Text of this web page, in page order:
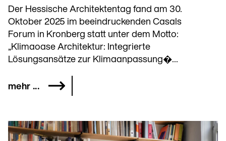
Der Hessische Architektentag fand am 30.
Oktober 2025 im beeindruckenden Casals
Forum in Kronberg statt unter dem Motto:
„Klimaoase Architektur: Integrierte
Lösungsansätze zur Klima­an­passung�...
mehr ...